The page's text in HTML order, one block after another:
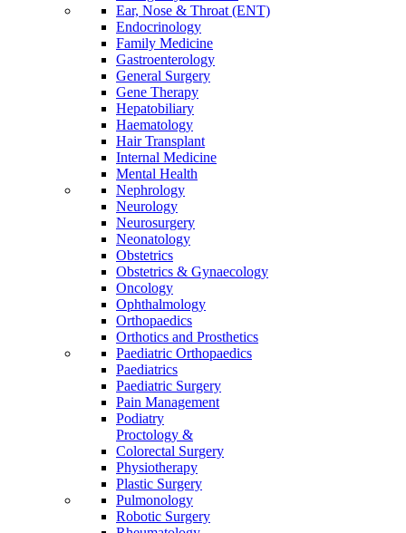
Ear, Nose & Throat (ENT)
Endocrinology
Family Medicine
Gastroenterology
General Surgery
Gene Therapy
Hepatobiliary
Haematology
Hair Transplant
Internal Medicine
Mental Health
Nephrology
Neurology
Neurosurgery
Neonatology
Obstetrics
Obstetrics & Gynaecology
Oncology
Ophthalmology
Orthopaedics
Orthotics and Prosthetics
Paediatric Orthopaedics
Paediatrics
Paediatric Surgery
Pain Management
Podiatry
Proctology &
Colorectal Surgery
Physiotherapy
Plastic Surgery
Pulmonology
Robotic Surgery